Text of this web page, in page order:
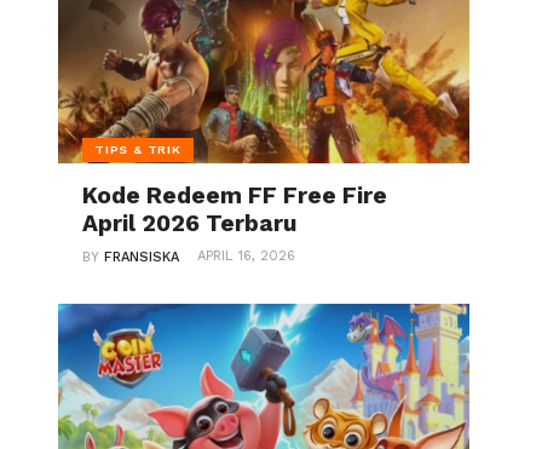
on line
19
132
TIPS & TRIK
Kode Redeem FF Free Fire
April 2026 Terbaru
BYFRANSISKA APRIL 16, 2026